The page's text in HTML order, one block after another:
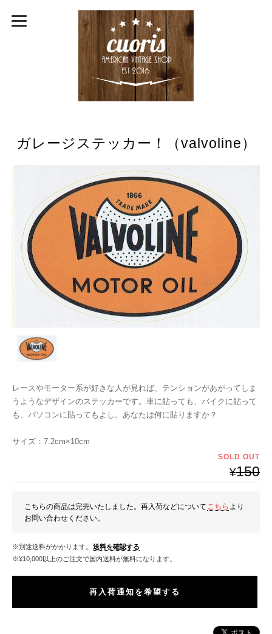
ガレージステッカー！（valvoline）
レースやモーター系が好きな人が見れば、テンションがあがってしま
うようなデザインのステッカーです。車に貼っても、バイクに貼って
も、パソコンに貼ってもよし。あなたは何に貼りますか？
サイズ：7.2cm×10cm
SOLD OUT
¥150
こちらの商品は完売いたしました。再入荷などについて こちら より
お問い合わせください。
※別途送料がかかります。 送料を確認する
※¥10,000以上のご注文で国内送料が無料になります。
再入荷通知を希望する